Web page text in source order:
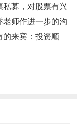
私募，对股票有兴
老师作进一步的沟
的来宾：投资顺